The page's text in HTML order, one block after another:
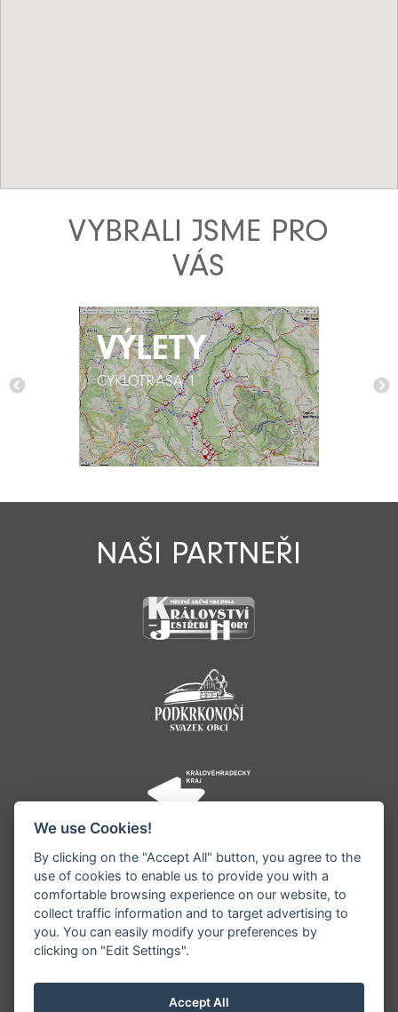
VYBRALI JSME PRO
VÁS
VÝLETY
CYKLOTRASA 1
VÝLETY
CYKLOTRASA 1
NAŠI PARTNEŘI
©1996 - 2026 Všechna práva vyhrazena serveru
We use Cookies!
By clicking on the "Accept All" button, you agree to the
use of cookies to enable us to provide you with a
comfortable browsing experience on our website, to
collect traffic information and to target advertising to
you. You can easily modify your preferences by
clicking on "Edit Settings".
Accept All